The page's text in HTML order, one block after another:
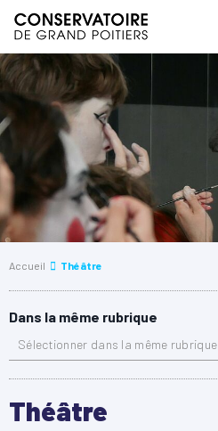
Accueil Théâtre
Dans la même rubrique
Sélectionner dans la même rubrique
Théâtre